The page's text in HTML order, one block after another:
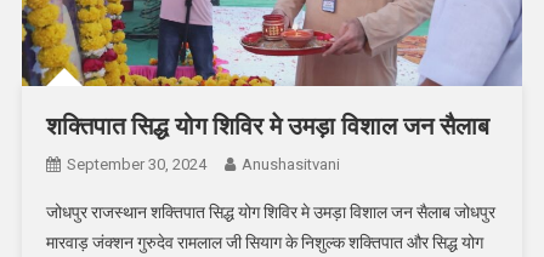
शक्तिपात सिद्ध योग शिविर मे उमड़ा विशाल जन सैलाब
September 30, 2024 Anushasitvani
जोधपुर राजस्थान शक्तिपात सिद्ध योग शिविर मे उमड़ा विशाल जन सैलाब जोधपुर
मारवाड़ जंक्शन गुरुदेव रामलाल जी सियाग के निशुल्क शक्तिपात और सिद्ध योग